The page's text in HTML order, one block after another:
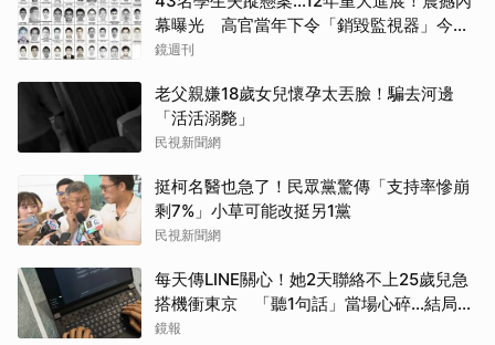
幕曝光 高官當年下令「銷毀監視器」今遭
逮
鏡週刊
老父親嫌18歲女兒懷孕太丟臉！騙去河邊
「活活溺斃」
民視新聞網
挺柯名醫也急了！民眾黨驚傳「支持率慘崩
剩7%」小草可能改挺另1黨
民視新聞網
每天傳LINE關心！她2天聯絡不上25歲兒急
搭機衝東京 「聽1句話」當場心碎...結局看
哭網
鏡報